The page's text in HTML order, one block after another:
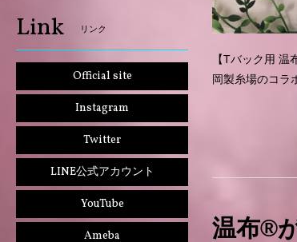
【Tバック用
岡製糸場のコラ
温布®
Link リンク
Official site
Instagram
Twitter
LINE公式アカウント
YouTube
Ameba